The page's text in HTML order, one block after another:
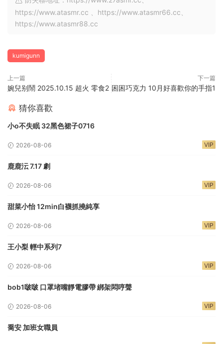
https://www.atasmr.cc 、https://www.atasmr66.cc、
https://www.atasmr88.cc
kumigunn
上一篇
婉兒别鬧 2025.10.15 超火 零食2
下一篇
困困巧克力 10月好喜歡你的手指1
猜你喜歡
小o不失眠 32黑色裙子0716
2026-08-06 VIP
鹿鹿沄 7.17 劇
2026-08-06 VIP
甜菜小怡 12min白襪抓撓純享
2026-08-06 VIP
王小梨 輕中系列7
2026-08-06 VIP
bob1啵啵 口罩堵嘴靜電膠帶 綁架悶哼聲
2026-08-06 VIP
喬安 加班女職員